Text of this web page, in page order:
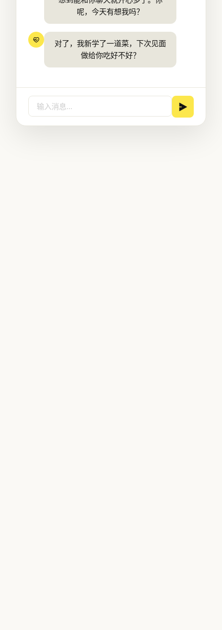
呢，今天有想我吗？
对了，我新学了一道菜，下次见面
做给你吃好不好？